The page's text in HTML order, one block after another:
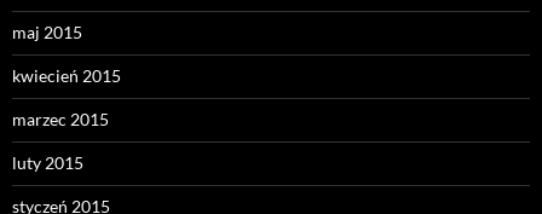
maj 2015
kwiecień 2015
marzec 2015
luty 2015
styczeń 2015